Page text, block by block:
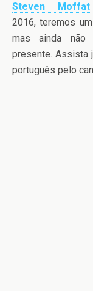
Steven
2016, teremos
mas ainda não
presente. Assista
português pelo